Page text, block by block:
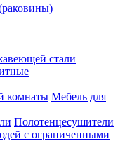
стали
Мебель для
Полотенцесушители